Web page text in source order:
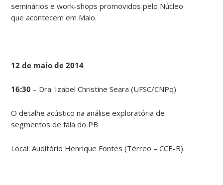
seminários e work-shops promovidos pelo Núcleo
que acontecem em Maio.
12 de maio de 2014
16:30 – Dra. Izabel Christine Seara (UFSC/CNPq)
O detalhe acústico na análise exploratória de
segmentos de fala do PB
Local: Auditório Henrique Fontes (Térreo – CCE-B)